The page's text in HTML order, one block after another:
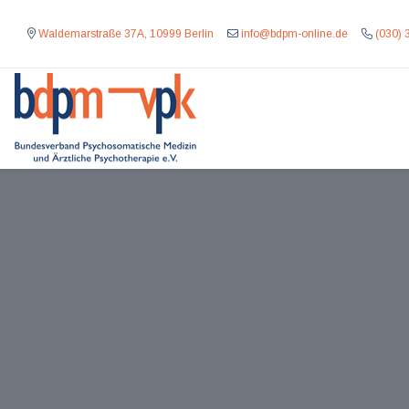
Waldemarstraße 37A, 10999 Berlin info@bdpm-online.de (030)